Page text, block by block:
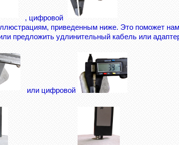
, цифровой
приведенным ниже. Это поможет
предложить удлинительный кабель или
или цифровой